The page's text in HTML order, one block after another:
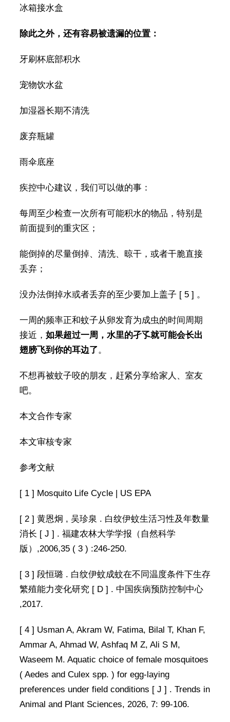
冰箱接水盒
除此之外，还有容易被遗漏的位置：
牙刷杯底部积水
宠物饮水盆
加湿器长期不清洗
废弃瓶罐
雨伞底座
疾控中心建议，我们可以做的事：
每周至少检查一次所有可能积水的物品，特别是
前面提到的重灾区；
能倒掉的尽量倒掉、清洗、晾干，或者干脆直接
丢弃；
没办法倒掉水或者丢弃的至少要加上盖子 [ 5 ] 。
一周的频率正和蚊子从卵发育为成虫的时间周期
接近， 如果超过一周，水里的孑孓就可能会长出
翅膀飞到你的耳边了。
不想再被蚊子咬的朋友，赶紧分享给家人、室友
吧。
本文合作专家
本文审核专家
参考文献
[ 1 ] Mosquito Life Cycle | US EPA
[ 2 ] 黄恩炯 , 吴珍泉 . 白纹伊蚊生活习性及年数量
消长 [ J ] . 福建农林大学学报（自然科学
版）,2006,35 ( 3 ) :246-250.
[ 3 ] 段恒璐 . 白纹伊蚊成蚊在不同温度条件下生存
繁殖能力变化研究 [ D ] . 中国疾病预防控制中心
,2017.
[ 4 ] Usman A, Akram W, Fatima, Bilal T, Khan F,
Ammar A, Ahmad W, Ashfaq M Z, Ali S M,
Waseem M. Aquatic choice of female mosquitoes
( Aedes and Culex spp. ) for egg-laying
preferences under field conditions [ J ] . Trends in
Animal and Plant Sciences, 2026, 7: 99-106.